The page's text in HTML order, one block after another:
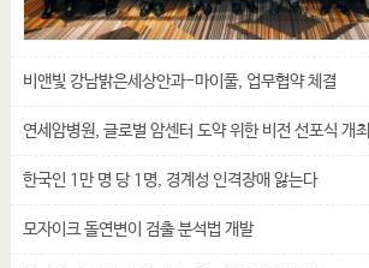
비앤빛 강남밝은세상안과-마이풀, 업무협약 체결
연세암병원, 글로벌 암센터 도약 위한 비전 선포식 개최
한국인 1만 명 당 1명, 경계성 인격장애 앓는다
모자이크 돌연변이 검출 분석법 개발